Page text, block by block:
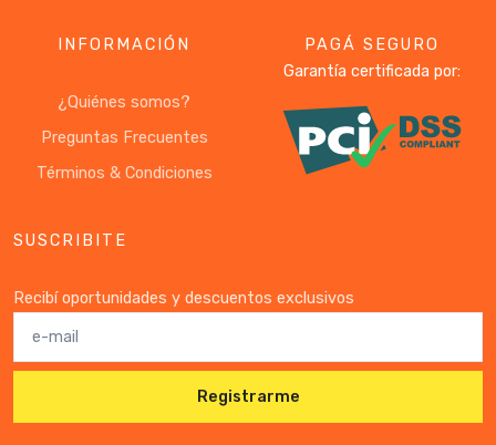
INFORMACIÓN
¿Quiénes somos?
Preguntas Frecuentes
Términos & Condiciones
PAGÁ SEGURO
Garantía certificada por:
SUSCRIBITE
Recibí oportunidades y descuentos exclusivos
Registrarme